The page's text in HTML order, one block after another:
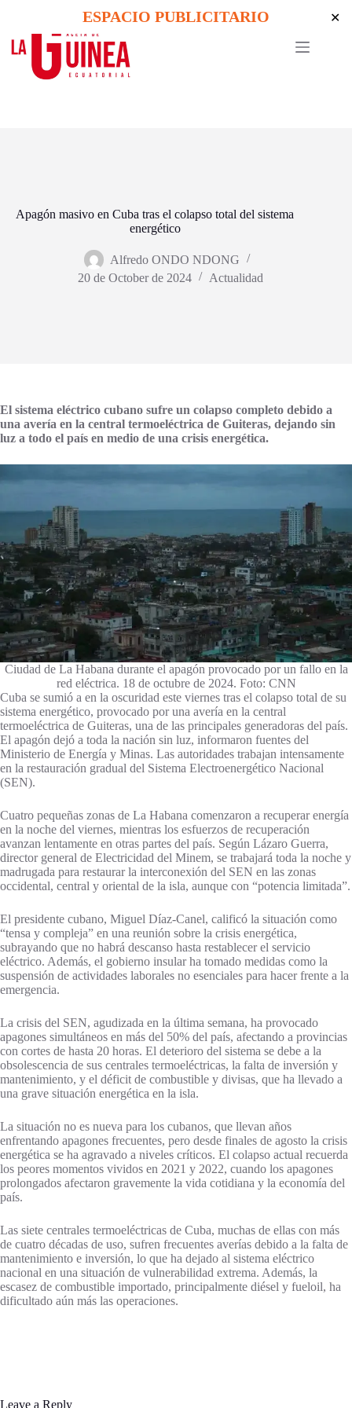
content
ESPACIO PUBLICITARIO ✕
Apagón masivo en Cuba tras el colapso total del sistema
energético
Alfredo ONDO NDONG
20 de October de 2024
Actualidad
El sistema eléctrico cubano sufre un colapso completo debido a
una avería en la central termoeléctrica de Guiteras, dejando sin
luz a todo el país en medio de una crisis energética.
Ciudad de La Habana durante el apagón provocado por un fallo en la
red eléctrica. 18 de octubre de 2024. Foto: CNN
Cuba se sumió a en la oscuridad este viernes tras el colapso total de su
sistema energético, provocado por una avería en la central
termoeléctrica de Guiteras, una de las principales generadoras del país.
El apagón dejó a toda la nación sin luz, informaron fuentes del
Ministerio de Energía y Minas. Las autoridades trabajan intensamente
en la restauración gradual del Sistema Electroenergético Nacional
(SEN).
Cuatro pequeñas zonas de La Habana comenzaron a recuperar energía
en la noche del viernes, mientras los esfuerzos de recuperación
avanzan lentamente en otras partes del país. Según Lázaro Guerra,
director general de Electricidad del Minem, se trabajará toda la noche y
madrugada para restaurar la interconexión del SEN en las zonas
occidental, central y oriental de la isla, aunque con “potencia limitada”.
El presidente cubano, Miguel Díaz-Canel, calificó la situación como
“tensa y compleja” en una reunión sobre la crisis energética,
subrayando que no habrá descanso hasta restablecer el servicio
eléctrico. Además, el gobierno insular ha tomado medidas como la
suspensión de actividades laborales no esenciales para hacer frente a la
emergencia.
La crisis del SEN, agudizada en la última semana, ha provocado
apagones simultáneos en más del 50% del país, afectando a provincias
con cortes de hasta 20 horas. El deterioro del sistema se debe a la
obsolescencia de sus centrales termoeléctricas, la falta de inversión y
mantenimiento, y el déficit de combustible y divisas, que ha llevado a
una grave situación energética en la isla.
La situación no es nueva para los cubanos, que llevan años
enfrentando apagones frecuentes, pero desde finales de agosto la crisis
energética se ha agravado a niveles críticos. El colapso actual recuerda
los peores momentos vividos en 2021 y 2022, cuando los apagones
prolongados afectaron gravemente la vida cotidiana y la economía del
país.
Las siete centrales termoeléctricas de Cuba, muchas de ellas con más
de cuatro décadas de uso, sufren frecuentes averías debido a la falta de
mantenimiento e inversión, lo que ha dejado al sistema eléctrico
nacional en una situación de vulnerabilidad extrema. Además, la
escasez de combustible importado, principalmente diésel y fueloil, ha
dificultado aún más las operaciones.
Leave a Reply